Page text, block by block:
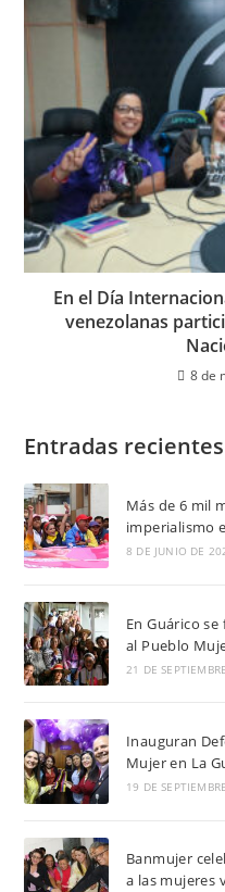
En el Día
venezolanas
8 de
Entradas recientes
Más de 6 mil
imperialismo
8 DE JUNIO DE
En Guárico
al Pueblo
21 DE
Inauguran
Mujer en La
19 DE
Banmujer
a las mujeres